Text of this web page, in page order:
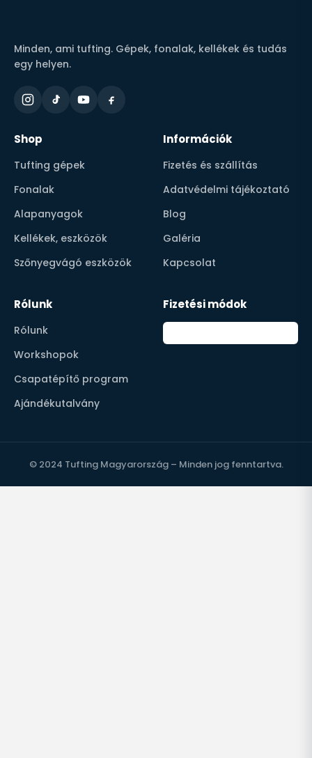
Minden, ami tufting. Gépek, fonalak, kellékek és tudás
egy helyen.
Shop
Tufting gépek
Fonalak
Alapanyagok
Kellékek, eszközök
Szőnyegvágó eszközök
Információk
Fizetés és szállítás
Adatvédelmi tájékoztató
Blog
Galéria
Kapcsolat
Rólunk
Rólunk
Workshopok
Csapatépítő program
Ajándékutalvány
Fizetési módok
© 2024 Tufting Magyarország – Minden jog fenntartva.